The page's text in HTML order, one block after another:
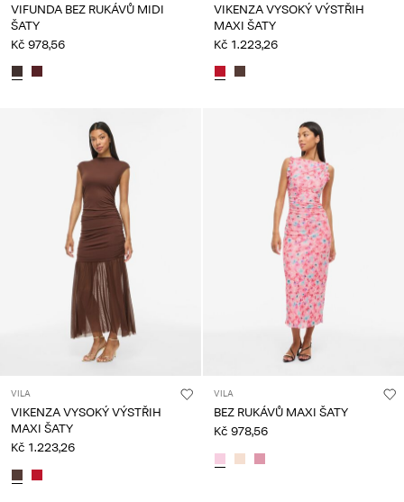
VIFUNDA BEZ RUKÁVŮ MIDI
ŠATY
Kč 978,56
VIKENZA VYSOKÝ VÝSTŘIH
MAXI ŠATY
Kč 1.223,26
VILA
VIKENZA VYSOKÝ VÝSTŘIH
MAXI ŠATY
Kč 1.223,26
VILA
BEZ RUKÁVŮ MAXI ŠATY
Kč 978,56